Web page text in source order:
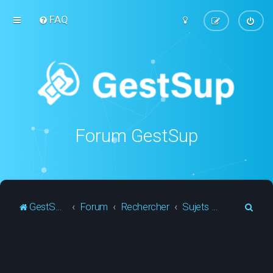
FAQ
Forum GestSup
GestSup.fr Forum Rechercher Sujets actifs